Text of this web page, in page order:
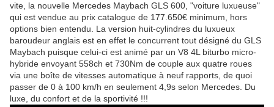
vite, la nouvelle Mercedes Maybach GLS 600, "voiture luxueuse"
qui est vendue au prix catalogue de 177.650€ minimum, hors
options bien entendu. La version huit-cylindres du luxueux
baroudeur anglais est en effet le concurrent tout désigné du GLS
Maybach puisque celui-ci est animé par un V8 4L biturbo micro-
hybride envoyant 558ch et 730Nm de couple aux quatre roues
via une boîte de vitesses automatique à neuf rapports, de quoi
passer de 0 à 100 km/h en seulement 4,9s selon Mercedes. Du
luxe, du confort et de la sportivité !!!